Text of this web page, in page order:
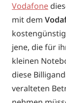
Vodafone
mit dem
jene, die für
kleinen
diese
veralteten